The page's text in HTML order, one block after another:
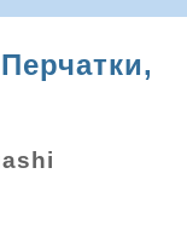
Перчатки,